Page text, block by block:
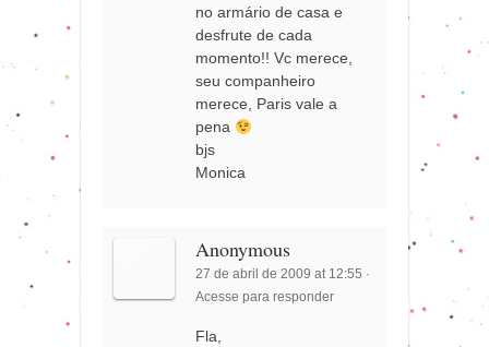
no armário de casa e
desfrute de cada
momento!! Vc merece,
seu companheiro
merece, Paris vale a
pena
bjs
Monica
Anonymous
27 de abril de 2009 at 12:55 ·
Acesse para responder
Fla,